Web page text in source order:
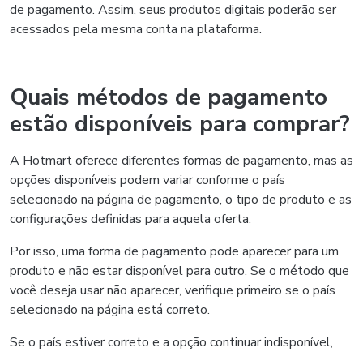
de pagamento. Assim, seus produtos digitais poderão ser
acessados pela mesma conta na plataforma.
Quais métodos de pagamento
estão disponíveis para comprar?
A Hotmart oferece diferentes formas de pagamento, mas as
opções disponíveis podem variar conforme o país
selecionado na página de pagamento, o tipo de produto e as
configurações definidas para aquela oferta.
Por isso, uma forma de pagamento pode aparecer para um
produto e não estar disponível para outro. Se o método que
você deseja usar não aparecer, verifique primeiro se o país
selecionado na página está correto.
Se o país estiver correto e a opção continuar indisponível,